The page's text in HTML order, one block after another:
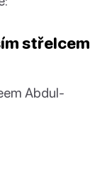
střelcem
Abdul-